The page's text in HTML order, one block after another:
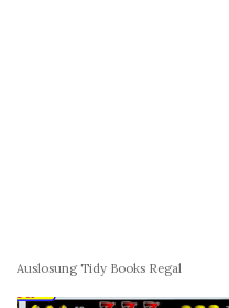
Auslosung Tidy Books Regal